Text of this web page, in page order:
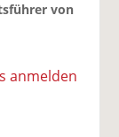
von
anmelden